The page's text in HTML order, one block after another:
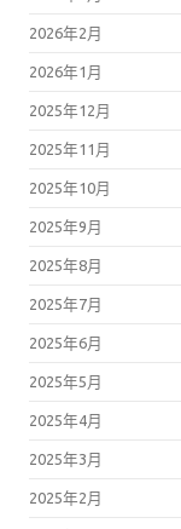
2026年2月
2026年1月
2025年12月
2025年11月
2025年10月
2025年9月
2025年8月
2025年7月
2025年6月
2025年5月
2025年4月
2025年3月
2025年2月